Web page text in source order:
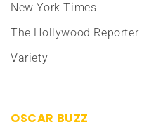
New York Times
The Hollywood Reporter
Variety
OSCAR BUZZ